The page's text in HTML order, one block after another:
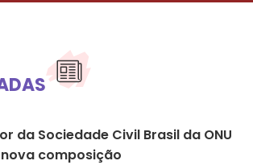
da Sociedade Civil Brasil da ONU
composição